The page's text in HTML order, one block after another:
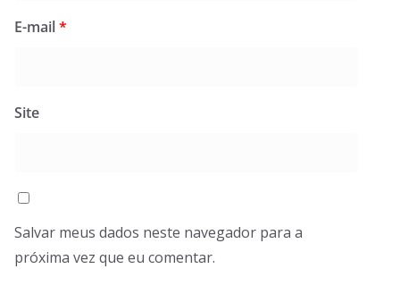
E-mail*
Site
Salvar meus dados neste navegador para a
próxima vez que eu comentar.